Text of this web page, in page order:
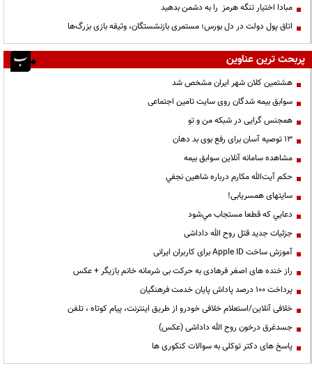
مبادا اختیار تنگه هرمز را به دشمن بدهید
اتاق پول دولت در دل بورس؛ مستمری بازنشستگان، وثیقه بازی بزرگ‌ها
پربحث ترین عناوین
هشتمین کلان شهر ایران مشخص شد
سوابق بیمه شدگان روی سایت تامین اجتماعی
همجنس گرایی در شبکه من و تو
13 توصیه آسان برای رفع بوی بد دهان
مشاهده سامانه آنلاين سوابق بیمه
حكم آيت‌الله مكارم درباره شاهين نجفي
سایتهای همسریابی!
دعايي كه قطعا مستجاب مي‌شود
جزئیات جدید قتل روح الله داداشی
آموزش ساخت Apple ID برای کاربران ایرانی
راز خنده های اصغر فرهادی به حرکت بی شرمانه خانم بازیگر + عکس
پرداخت ۱۰۰ درصد پاداش پایان خدمت فرهنگیان
خلافی آنلاین/استعلام خلافی خودرو از طریق اینترنت، پیام کوتاه ، تلفن
جسدغرق درخون روح الله داداشی (عکس)
پاسخ های دکتر توکلی به سوالات کنکوری ها